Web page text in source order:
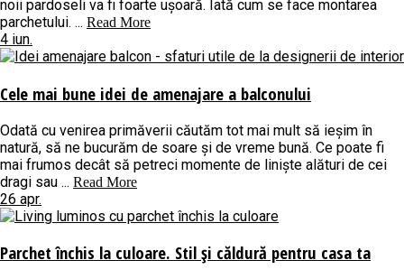
noii pardoseli va fi foarte ușoară. Iată cum se face montarea
parchetului. ... Read More
4 iun.
Cele mai bune idei de amenajare a balconului
Odată cu venirea primăverii căutăm tot mai mult să ieșim în
natură, să ne bucurăm de soare și de vreme bună. Ce poate fi
mai frumos decât să petreci momente de liniște alături de cei
dragi sau ... Read More
26 apr.
Parchet închis la culoare. Stil și căldură pentru casa ta